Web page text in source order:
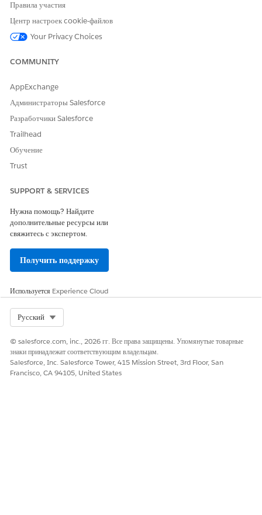
см. в разделах справки Salesforce ниже.
Переименование меток объектов, вкладок и полей
полей
Дополнительную информацию о поддерживаемых языках
Salesforce.
При возникновении дополнительных вопросов обратитесь
в службу поддержки Salesforce.
Оставьте свой отзыв, чтобы мы могли стать лучше!
Правила участия
Центр настроек cookie-файлов
Your Privacy Choices
COMMUNITY
AppExchange
Администраторы Salesforce
Разработчики Salesforce
Trailhead
Обучение
Trust
SUPPORT & SERVICES
Нужна помощь? Найдите
дополнительные ресурсы или
свяжитесь с экспертом.
Получить поддержку
Используется Experience Cloud
Русский
© salesforce.com, inc., 2026 гг. Все права защищены. Упомянутые товарные
знаки принадлежат соответствующим владельцам.
Salesforce, Inc. Salesforce Tower, 415 Mission Street, 3rd Floor, San
Francisco, CA 94105, United States